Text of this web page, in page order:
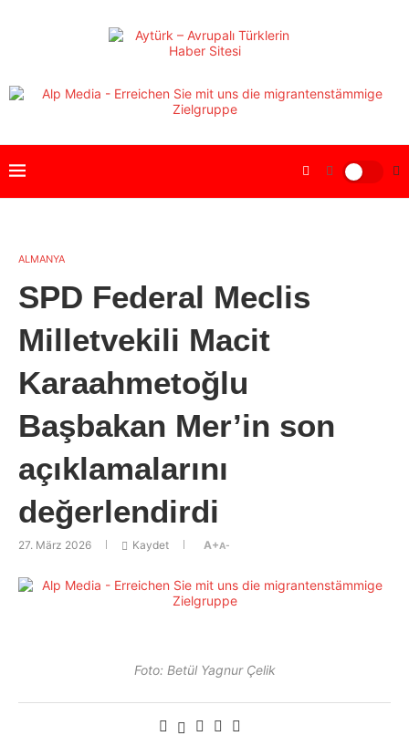
ALMANYA
SPD Federal Meclis
Milletvekili Macit
Karaahmetoğlu
Başbakan Mer’in son
açıklamalarını
değerlendirdi
27. März 2026 Kaydet A+A-
Foto: Betül Yagnur Çelik